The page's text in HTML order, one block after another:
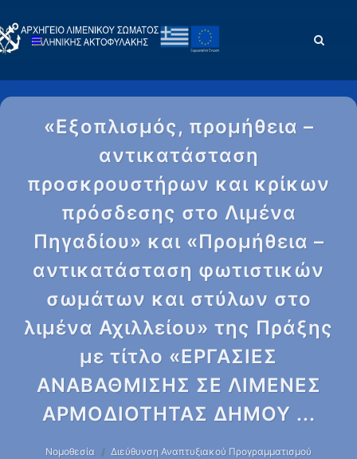
«Εξοπλισμός, προμήθεια –
αντικατάσταση
προσκρουστήρων και κρίκων
πρόσδεσης στο Λιμένα
Πηγαδίου» και «Προμήθεια –
αντικατάσταση φωτιστικών
σωμάτων και στύλων στο
λιμένα Αχιλλείου» της Πράξης
με τίτλο «ΕΡΓΑΣΙΕΣ
ΑΝΑΒΑΘΜΙΣΗΣ ΣΕ ΛΙΜΕΝΕΣ
ΑΡΜΟΔΙΟΤΗΤΑΣ ΔΗΜΟΥ ...
Νομοθεσία
Διεύθυνση Αναπτυξιακού Προγραμματισμού